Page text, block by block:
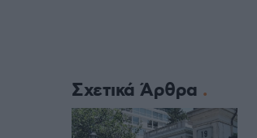
Σχετικά Άρθρα